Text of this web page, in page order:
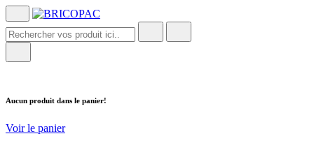
Aucun produit dans le panier!
Voir le panier